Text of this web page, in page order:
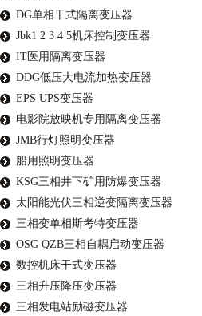
DG单相干式隔离变压器
Jbk1 2 3 4 5机床控制变压器
IT医用隔离变压器
DDG低压大电流加热变压器
EPS UPS变压器
电影院放映机专用隔离变压器
JMB行灯照明变压器
船用照明变压器
KSG三相井下矿用防爆变压器
太阳能光伏三相逆变隔离变压器
三相变单相斯考特变压器
OSG QZB三相自耦启动变压器
数控机床干式变压器
三相升压降压变压器
三相发电站励磁变压器